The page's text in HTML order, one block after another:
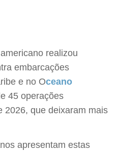
realizou
embarcações
e no Oceano
45 operações
2026, que deixaram mais
apresentam estas